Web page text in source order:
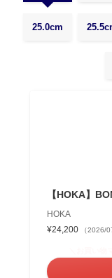
25.0cm
【HOKA】
HOKA
¥24,200
（2026/